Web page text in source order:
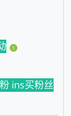
1
ins买粉丝